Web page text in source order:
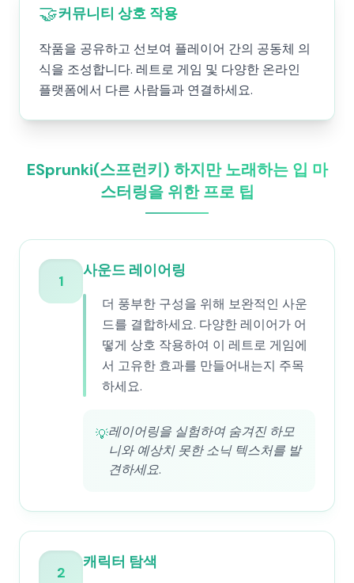
🤝커뮤니티 상호 작용
작품을 공유하고 선보여 플레이어 간의 공동체 의
식을 조성합니다. 레트로 게임 및 다양한 온라인
플랫폼에서 다른 사람들과 연결하세요.
ESprunki(스프런키) 하지만 노래하는 입 마
스터링을 위한 프로 팁
1
사운드 레이어링
더 풍부한 구성을 위해 보완적인 사운
드를 결합하세요. 다양한 레이어가 어
떻게 상호 작용하여 이 레트로 게임에
서 고유한 효과를 만들어내는지 주목
하세요.
💡레이어링을 실험하여 숨겨진 하모
니와 예상치 못한 소닉 텍스처를 발
견하세요.
2
캐릭터 탐색